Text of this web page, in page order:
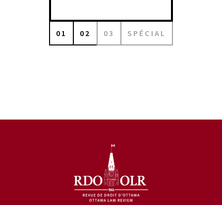
01 02 03 SPÉCIAL